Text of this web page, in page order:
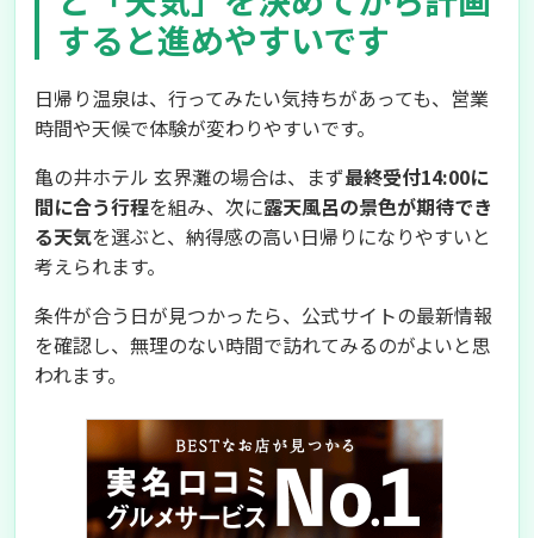
すると進めやすいです
日帰り温泉は、行ってみたい気持ちがあっても、営業
時間や天候で体験が変わりやすいです。
亀の井ホテル 玄界灘の場合は、まず最終受付14:00に
間に合う行程を組み、次に露天風呂の景色が期待でき
る天気を選ぶと、納得感の高い日帰りになりやすいと
考えられます。
条件が合う日が見つかったら、公式サイトの最新情報
を確認し、無理のない時間で訪れてみるのがよいと思
われます。